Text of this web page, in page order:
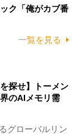
ク「俺がカブ番
一覧を見る
探せ】トーメン
のAIメモリ需
グローバルリン